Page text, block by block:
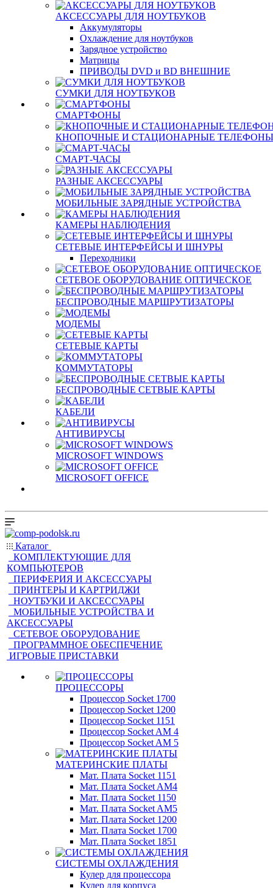
АКСЕССУАРЫ ДЛЯ НОУТБУКОВ
Аккумуляторы
Охлаждение для ноутбуков
Зарядное устройство
Матрицы
ПРИВОДЫ DVD и BD ВНЕШНИЕ
СУМКИ ДЛЯ НОУТБУКОВ
СМАРТФОНЫ
КНОПОЧНЫЕ И СТАЦИОНАРНЫЕ ТЕЛЕФОНЫ
СМАРТ-ЧАСЫ
РАЗНЫЕ АКСЕССУАРЫ
МОБИЛЬНЫЕ ЗАРЯДНЫЕ УСТРОЙСТВА
КАМЕРЫ НАБЛЮДЕНИЯ
СЕТЕВЫЕ ИНТЕРФЕЙСЫ И ШНУРЫ
Переходники
СЕТЕВОЕ ОБОРУДОВАНИЕ ОПТИЧЕСКОЕ
БЕСПРОВОДНЫЕ МАРШРУТИЗАТОРЫ
МОДЕМЫ
СЕТЕВЫЕ КАРТЫ
КОММУТАТОРЫ
БЕСПРОВОДНЫЕ СЕТВЫЕ КАРТЫ
КАБЕЛИ
АНТИВИРУСЫ
MICROSOFT WINDOWS
MICROSOFT OFFICE
Каталог
КОМПЛЕКТУЮЩИЕ ДЛЯ
КОМПЬЮТЕРОВ
ПЕРИФЕРИЯ И АКСЕССУАРЫ
ПРИНТЕРЫ И КАРТРИДЖИ
НОУТБУКИ И АКСЕССУАРЫ
МОБИЛЬНЫЕ УСТРОЙСТВА И
АКСЕССУАРЫ
СЕТЕВОЕ ОБОРУДОВАНИЕ
ПРОГРАММНОЕ ОБЕСПЕЧЕНИЕ
ИГРОВЫЕ ПРИСТАВКИ
ПРОЦЕССОРЫ
Процессор Socket 1700
Процессор Socket 1200
Процессор Socket 1151
Процессор Socket AM 4
Процессор Socket AM 5
МАТЕРИНСКИЕ ПЛАТЫ
Мат. Плата Socket 1151
Мат. Плата Socket AM4
Мат. Плата Socket 1150
Мат. Плата Socket AM5
Мат. Плата Socket 1200
Мат. Плата Socket 1700
Мат. Плата Socket 1851
СИСТЕМЫ ОХЛАЖДЕНИЯ
Кулер для процессора
Кулер для корпуса